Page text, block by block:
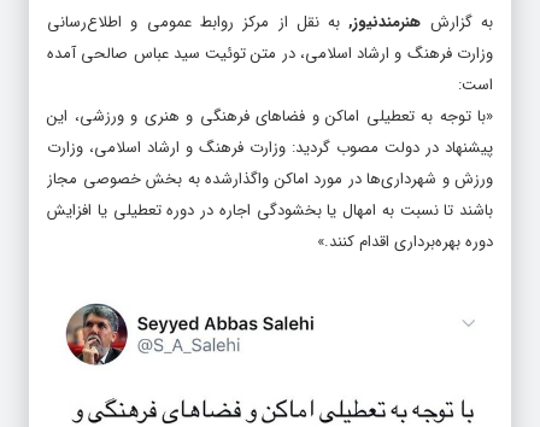
به گزارش هنرمندنیوز, به نقل از مرکز روابط عمومی و اطلاع‌رسانی
وزارت فرهنگ و ارشاد اسلامی، در متن توئیت سید عباس صالحی آمده
است:
«با توجه به تعطیلی اماکن و فضاهای فرهنگی و هنری و ورزشی، این
پیشنهاد در دولت مصوب گردید:‏ وزارت فرهنگ و ارشاد اسلامی، وزارت
ورزش و شهرداری‌ها در مورد اماکن واگذارشده به بخش‌ خصوصی مجاز
باشند تا نسبت به امهال یا بخشودگی اجاره در دوره تعطیلی یا افزایش
دوره بهره‌برداری اقدام کنند.»